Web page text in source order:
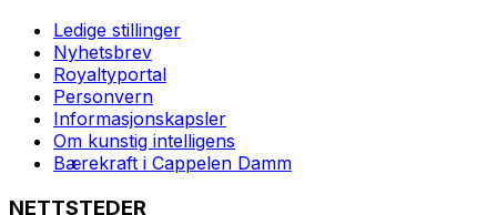
Ledige stillinger
Nyhetsbrev
Royaltyportal
Personvern
Informasjonskapsler
Om kunstig intelligens
Bærekraft i Cappelen Damm
NETTSTEDER